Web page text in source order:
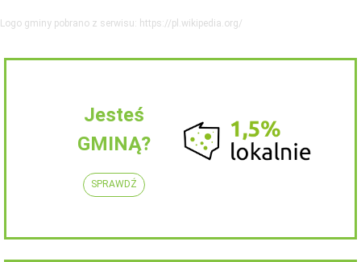
Logo gminy pobrano z serwisu: https://pl.wikipedia.org/
Jesteś
GMINĄ?
SPRAWDŹ